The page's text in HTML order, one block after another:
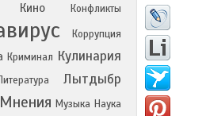
Кино Конфликты
Коррупция
Криминал Кулинария
Лытдыбр
Мнения Музыка Наука